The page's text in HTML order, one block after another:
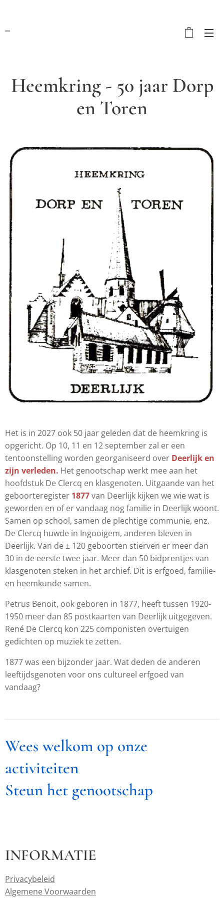
Heemkring - 50 jaar Dorp
en Toren
Het is in 2027 ook 50 jaar geleden dat de heemkring is
opgericht. Op 10, 11 en 12 september zal er een
tentoonstelling worden georganiseerd over Deerlijk en
zijn verleden. Het genootschap werkt mee aan het
hoofdstuk De Clercq en klasgenoten. Uitgaande van het
geboorteregister 1877van Deerlijk kijken we wie wat is
geworden en of er vandaag nog familie in Deerlijk woont.
Samen op school, samen de plechtige communie, enz.
De Clercq huwde in Ingooigem, anderen bleven in
Deerlijk. Van de ± 120 geboorten stierven er meer dan
30 in de eerste twee jaar. Meer dan 50 bidprentjes van
klasgenoten steken in het archief. Dit is erfgoed, familie-
en heemkunde samen.
Petrus Benoit, ook geboren in 1877, heeft tussen 1920-
1950 meer dan 85 postkaarten van Deerlijk uitgegeven.
René De Clercq kon 225 componisten overtuigen
gedichten op muziek te zetten.
1877 was een bijzonder jaar. Wat deden de anderen
leeftijdsgenoten voor ons cultureel erfgoed van
vandaag?
Wees welkom op onze
activiteiten
Steun het genootschap
INFORMATIE
Privacybeleid
Algemene Voorwaarden